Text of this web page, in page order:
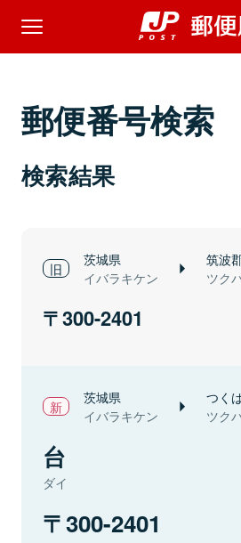
郵便番号検索
検索結果
茨城県
イバラキケン
筑波
ツク
300-2401
茨城県
イバラキケン
つく
ツク
台
ダイ
300-2401